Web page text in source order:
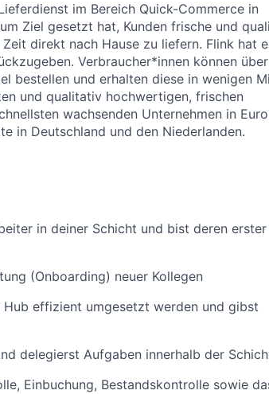
im Bereich Quick-Commerce in
Ziel gesetzt hat, Kunden frische und
direkt nach Hause zu liefern. Flink hat
Verbraucher*innen können
bestellen und erhalten diese in wenigen
und qualitativ hochwertigen, frischen
wachsenden Unternehmen in
in Deutschland und den Niederlanden.
in deiner Schicht und bist deren erster
(Onboarding) neuer Kollegen
Hub effizient umgesetzt werden und gibst
delegierst Aufgaben innerhalb der
Einbuchung, Bestandskontrolle sowie